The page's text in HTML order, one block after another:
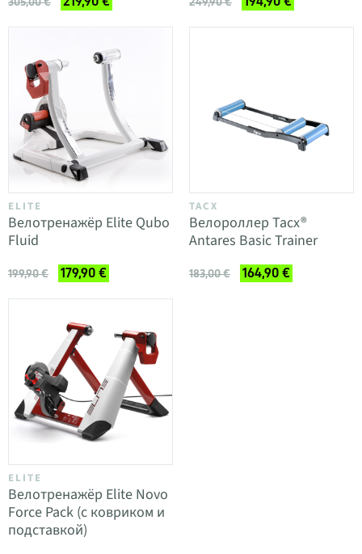
ELITE
Велотренажёр Elite Qubo
Fluid
199,90 € 179,90 €
TACX
Велороллер Tacx®
Antares Basic Trainer
183,00 € 164,90 €
ELITE
Велотренажёр Elite Novo
Force Pack (с ковриком и
подставкой)